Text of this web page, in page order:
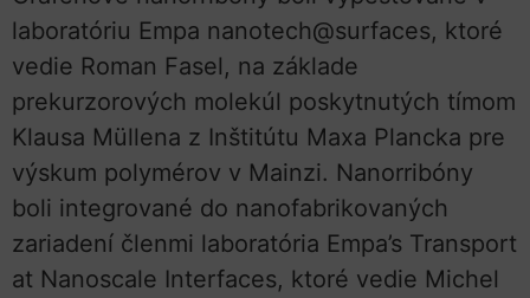
laboratóriu Empa nanotech@surfaces, ktoré
vedie Roman Fasel, na základe
prekurzorových molekúl poskytnutých tímom
Klausa Müllena z Inštitútu Maxa Plancka pre
výskum polymérov v Mainzi. Nanorribóny
boli integrované do nanofabrikovaných
zariadení členmi laboratória Empa’s Transport
at Nanoscale Interfaces, ktoré vedie Michel